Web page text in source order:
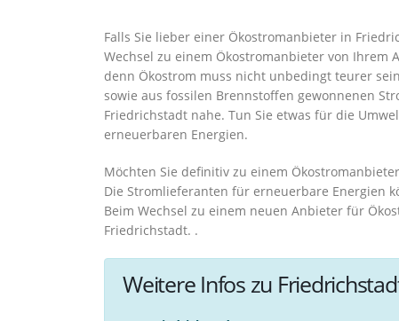
Falls Sie lieber einer Ökostromanbieter in
Wechsel zu einem Ökostromanbieter von
denn Ökostrom muss nicht unbedingt teurer
sowie aus fossilen Brennstoffen gewonnenen
Friedrichstadt nahe. Tun Sie etwas für die
erneuerbaren Energien.
Möchten Sie definitiv zu einem
Die Stromlieferanten für erneuerbare Energien
Beim Wechsel zu einem neuen Anbieter für
Friedrichstadt. .
Weitere Infos zu